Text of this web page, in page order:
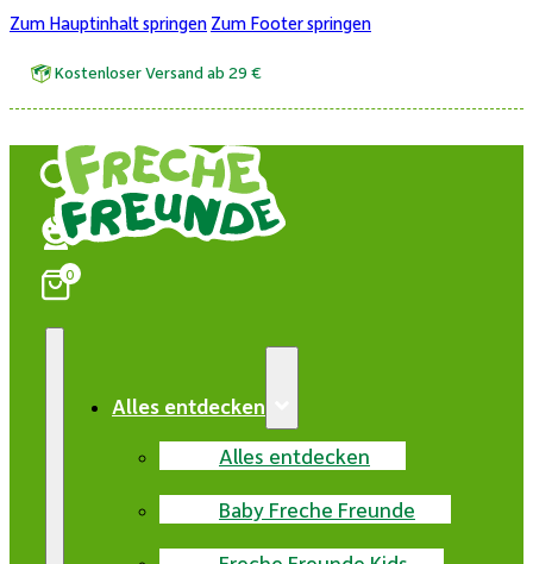
Zum Hauptinhalt springen Zum Footer springen
Kostenloser Versand ab 29 €
0
Alles entdecken
Alles entdecken
Baby Freche Freunde